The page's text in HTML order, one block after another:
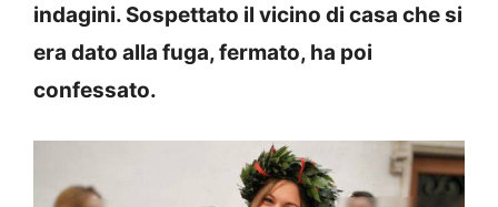
indagini. Sospettato il vicino di casa che si
era dato alla fuga, fermato, ha poi
confessato.